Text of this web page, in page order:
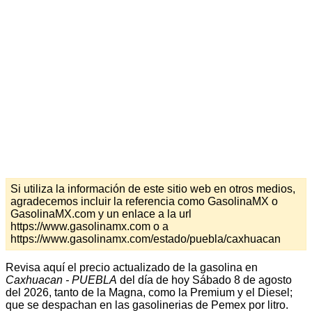
Si utiliza la información de este sitio web en otros medios,
agradecemos incluir la referencia como GasolinaMX o
GasolinaMX.com y un enlace a la url
https://www.gasolinamx.com o a
https://www.gasolinamx.com/estado/puebla/caxhuacan
Revisa aquí el precio actualizado de la gasolina en
Caxhuacan - PUEBLA del día de hoy Sábado 8 de agosto
del 2026, tanto de la Magna, como la Premium y el Diesel;
que se despachan en las gasolinerias de Pemex por litro.